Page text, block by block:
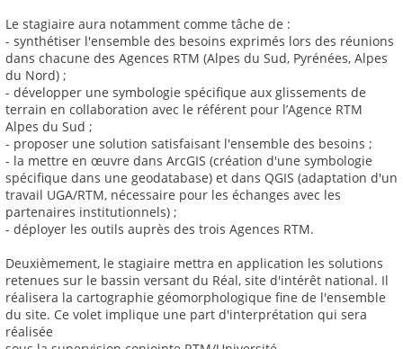
Le stagiaire aura notamment comme tâche de :
- synthétiser l'ensemble des besoins exprimés lors des réunions
dans chacune des Agences RTM (Alpes du Sud, Pyrénées, Alpes
du Nord) ;
- développer une symbologie spécifique aux glissements de
terrain en collaboration avec le référent pour l’Agence RTM
Alpes du Sud ;
- proposer une solution satisfaisant l'ensemble des besoins ;
- la mettre en œuvre dans ArcGIS (création d'une symbologie
spécifique dans une geodatabase) et dans QGIS (adaptation d'un
travail UGA/RTM, nécessaire pour les échanges avec les
partenaires institutionnels) ;
- déployer les outils auprès des trois Agences RTM.
Deuxièmement, le stagiaire mettra en application les solutions
retenues sur le bassin versant du Réal, site d'intérêt national. Il
réalisera la cartographie géomorphologique fine de l'ensemble
du site. Ce volet implique une part d'interprétation qui sera
réalisée